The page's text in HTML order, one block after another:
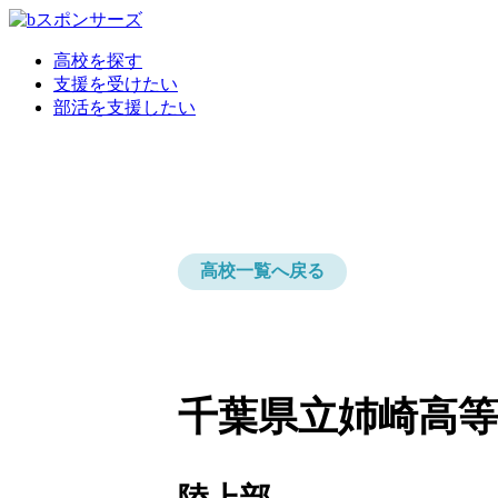
高校を探す
支援を受けたい
部活を支援したい
高校一覧へ戻る
千葉県立姉崎高